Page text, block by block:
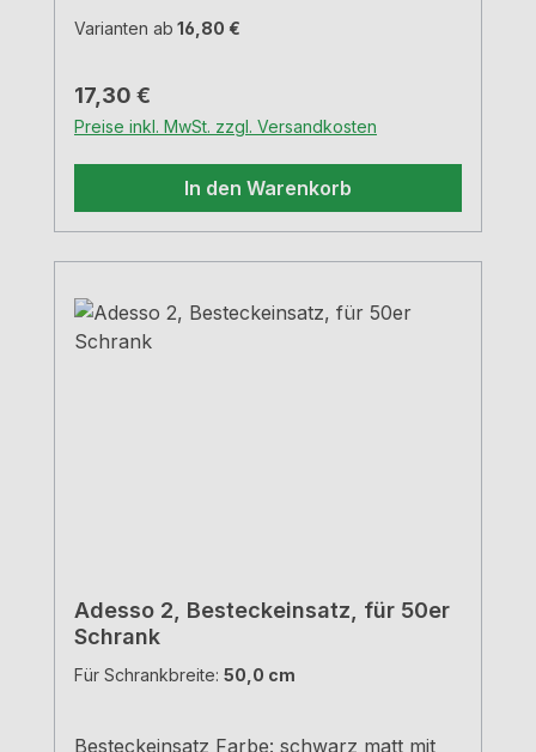
Varianten ab 16,80 €
Regulärer Preis:
17,30 €
Preise inkl. MwSt. zzgl. Versandkosten
In den Warenkorb
Adesso 2, Besteckeinsatz, für 50er
Schrank
Für Schrankbreite: 50,0 cm
Besteckeinsatz Farbe: schwarz matt mit